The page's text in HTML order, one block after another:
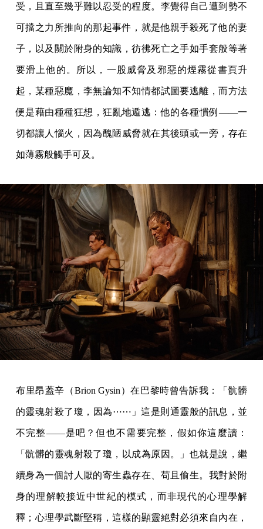
受，且直至幾乎難以忍受的程度。李覺得自己遭到勢不
可擋之力所推向的那起事件，就是他親手殺死了他的妻
子，以及關於附身的知識，彷彿死亡之手如手套般等著
要滑上他的。所以，一股威脅及邪惡的煙霧從書頁升
起，某種惡魔，李無論知不知情都試圖要逃離，而方法
便是藉由種種狂想，狂亂地遁逃：他的各種慣例——一
切都讓人惱火，因為醜陋威脅就在其後頭或一旁，存在
如薄霧般觸手可及。
布里昂蓋辛（Brion Gysin）在巴黎時曾告訴我：「骯髒
的靈魂射殺了瓊，因為⋯⋯」這是則通靈般的訊息，並
不完整——是吧？但也不需要完整，假如你這麼讀：
「骯髒的靈魂射殺了瓊，以成為原因。」也就是說，繼
續身為一個討人厭的寄生蟲存在、苟且偷生。我對於附
身的理解較接近中世紀的模式，而非現代的心理學解
釋；心理學武斷堅稱，這樣的顯靈絕對必須來自內在，